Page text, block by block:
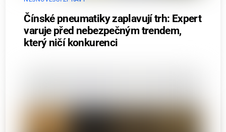
Čínské pneumatiky zaplavují trh: Expert
varuje před nebezpečným trendem,
který ničí konkurenci